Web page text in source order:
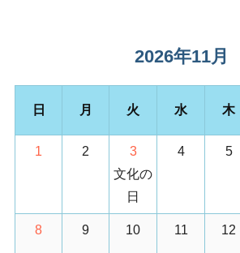
2026年11月
日 月 火 水 木
1 2
3
文化の
日
4 5
8 9 10 11 12